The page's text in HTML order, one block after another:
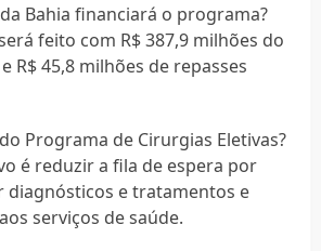
Bahia financiará o programa?
feito com R$ 387,9 milhões do
R$ 45,8 milhões de repasses
Programa de Cirurgias Eletivas?
é reduzir a fila de espera por
diagnósticos e tratamentos e
serviços de saúde.